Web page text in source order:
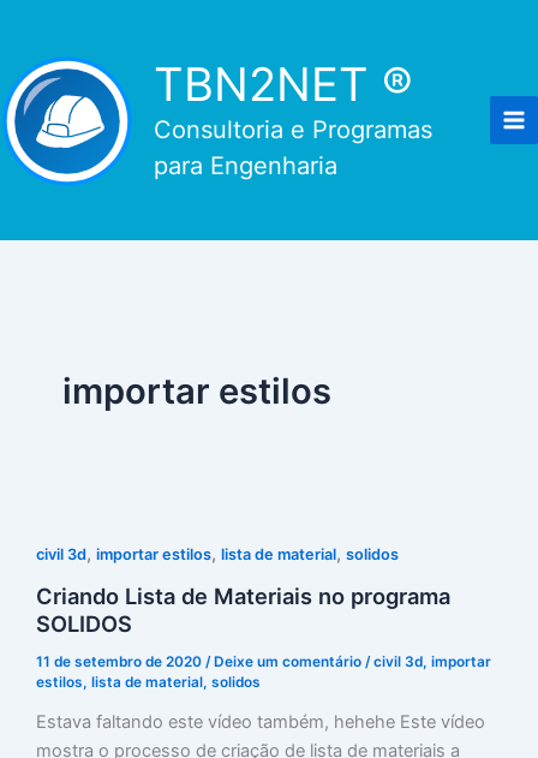
conteúdo
TBN2NET ®
Consultoria e Programas
para Engenharia
importar estilos
civil 3d, importar estilos, lista de material, solidos
Criando Lista de Materiais no programa
SOLIDOS
11 de setembro de 2020 / Deixe um comentário /civil 3d, importar
estilos, lista de material, solidos
Estava faltando este vídeo também, hehehe Este vídeo
mostra o processo de criação de lista de materiais a